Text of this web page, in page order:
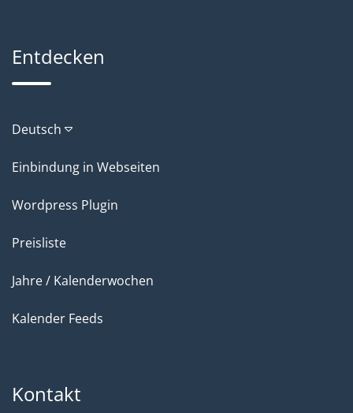
Entdecken
Deutsch
Einbindung in Webseiten
Wordpress Plugin
Preisliste
Jahre / Kalenderwochen
Kalender Feeds
Kontakt